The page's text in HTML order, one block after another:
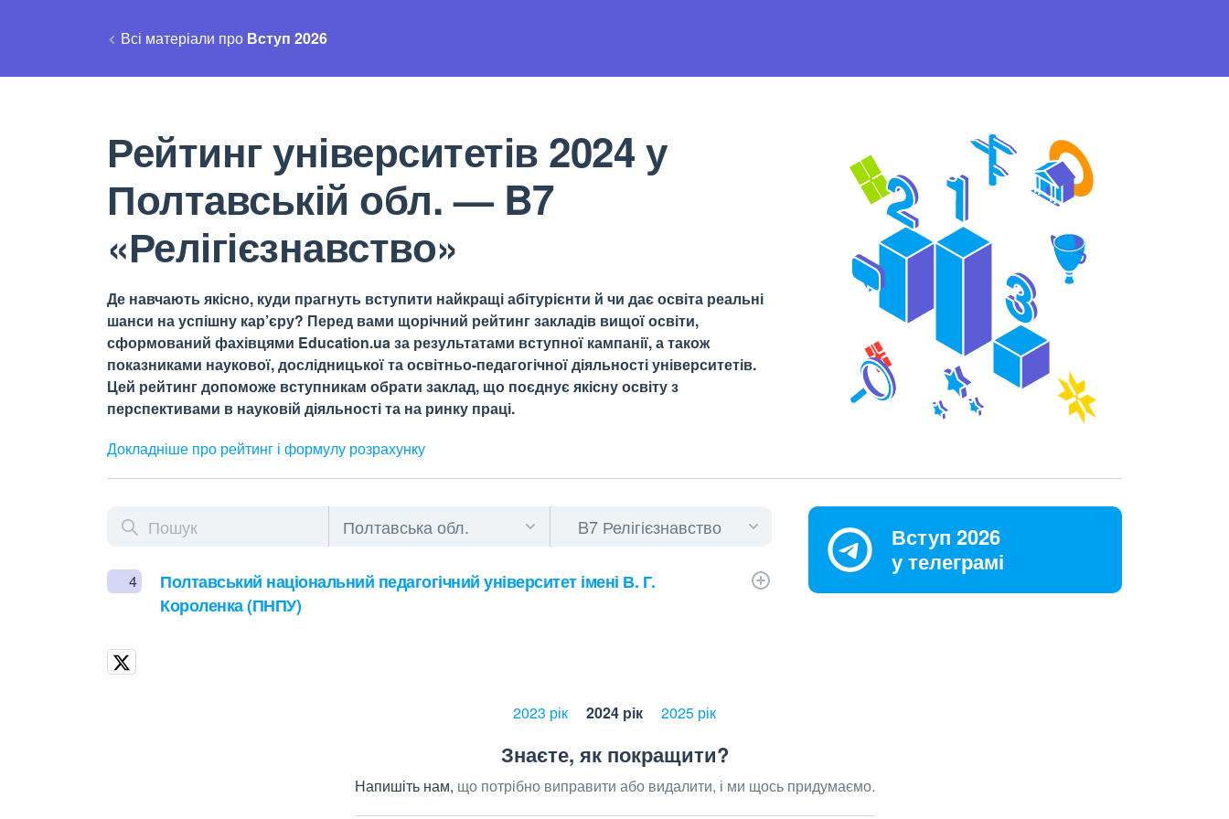
Всі матеріали про Вступ 2026
Рейтинг університетів 2024 у
Полтавській обл. — B7
«Релігієзнавство»
Де навчають якісно, куди прагнуть вступити найкращі абітурієнти й чи дає освіта реальні
шанси на успішну кар’єру? Перед вами щорічний рейтинг закладів вищої освіти,
сформований фахівцями Education.ua за результатами вступної кампанії, а також
показниками наукової, дослідницької та освітньо-педагогічної діяльності університетів.
Цей рейтинг допоможе вступникам обрати заклад, що поєднує якісну освіту з
перспективами в науковій діяльності та на ринку праці.
Докладніше про рейтинг і формулу розрахунку
4
Полтавський національний педагогічний університет імені В. Г.
Короленка (ПНПУ)
Вступ 2026
у телеграмі
2023 рік 2024 рік 2025 рік
Знаєте, як покращити?
Напишіть нам, що потрібно виправити або видалити, і ми щось придумаємо.